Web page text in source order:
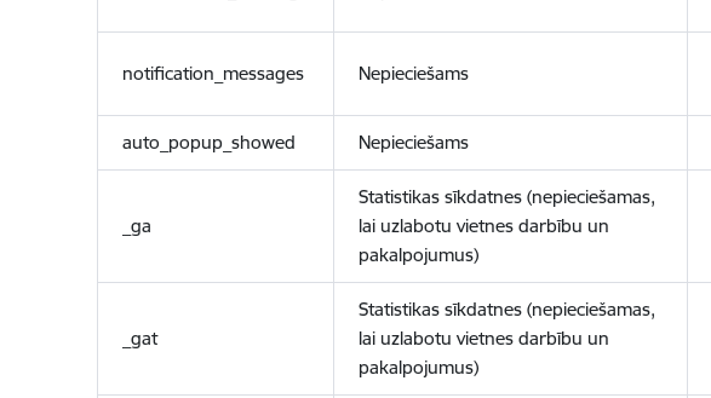
notification_messages Nepieciešams
auto_popup_showed Nepieciešams
_ga
Statistikas sīkdatnes (nepieciešamas,
lai uzlabotu vietnes darbību un
pakalpojumus)
_gat
Statistikas sīkdatnes (nepieciešamas,
lai uzlabotu vietnes darbību un
pakalpojumus)